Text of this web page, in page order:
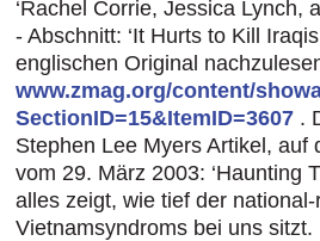
‘Rachel Corrie, Jessica Lynch,
- Abschnitt: ‘It Hurts to Kill
englischen Original
www.zmag.org/content/
SectionID=15&ItemID=3607 .
Stephen Lee Myers Artikel, auf
vom 29. März 2003: ‘Haunting
alles zeigt, wie tief der
Vietnamsyndroms bei uns sitzt.